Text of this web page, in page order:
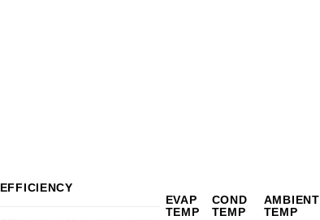
EFFICIENCY
EVAP
TEMP
COND
TEMP
AMBIENT
TEMP